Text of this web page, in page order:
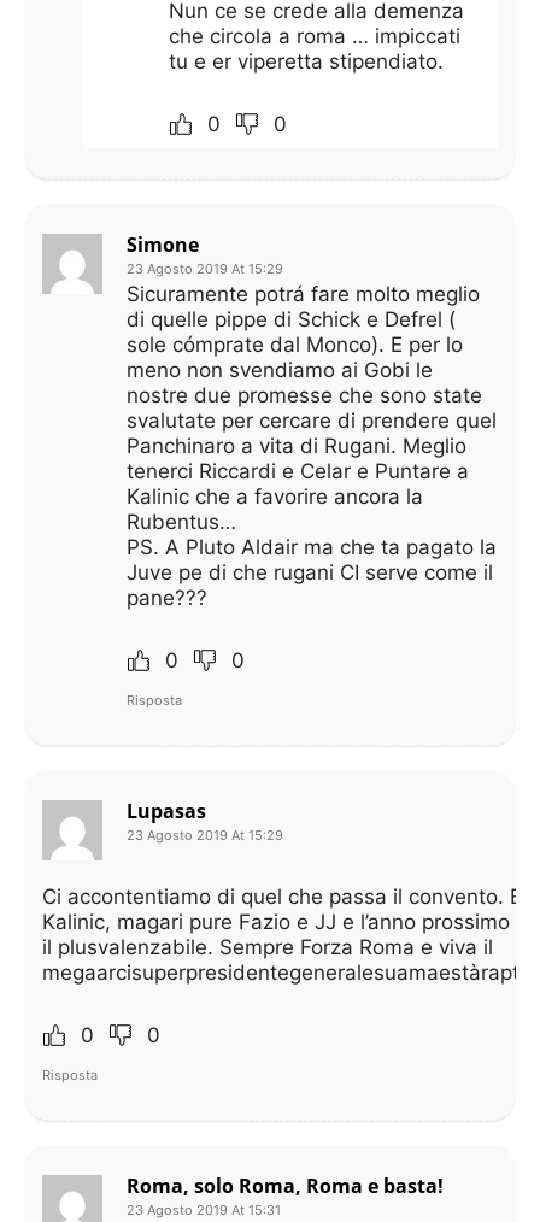
Nun ce se crede alla demenza
che circola a roma … impiccati
tu e er viperetta stipendiato.
0 0
Simone
23 Agosto 2019 At 15:29
Sicuramente potrá fare molto meglio
di quelle pippe di Schick e Defrel (
sole cómprate dal Monco). E per lo
meno non svendiamo ai Gobi le
nostre due promesse che sono state
svalutate per cercare di prendere quel
Panchinaro a vita di Rugani. Meglio
tenerci Riccardi e Celar e Puntare a
Kalinic che a favorire ancora la
Rubentus…
PS. A Pluto Aldair ma che ta pagato la
Juve pe di che rugani CI serve come il
pane???
0 0
Risposta
Lupasas
23 Agosto 2019 At 15:29
Ci accontentiamo di quel che passa il convento. E
Kalinic, magari pure Fazio e JJ e l’anno prossimo
il plusvalenzabile. Sempre Forza Roma e viva il
0 0
Risposta
Roma, solo Roma, Roma e basta!
23 Agosto 2019 At 15:31